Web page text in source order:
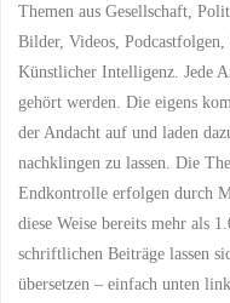
Themen aus Gesellschaft,
Bilder, Videos,
Künstlicher Intelligenz. Jede
gehört werden. Die eigens
der Andacht auf und laden
nachklingen zu lassen. Die
Endkontrolle erfolgen durch
diese Weise bereits mehr als
schriftlichen Beiträge lassen
übersetzen – einfach unten